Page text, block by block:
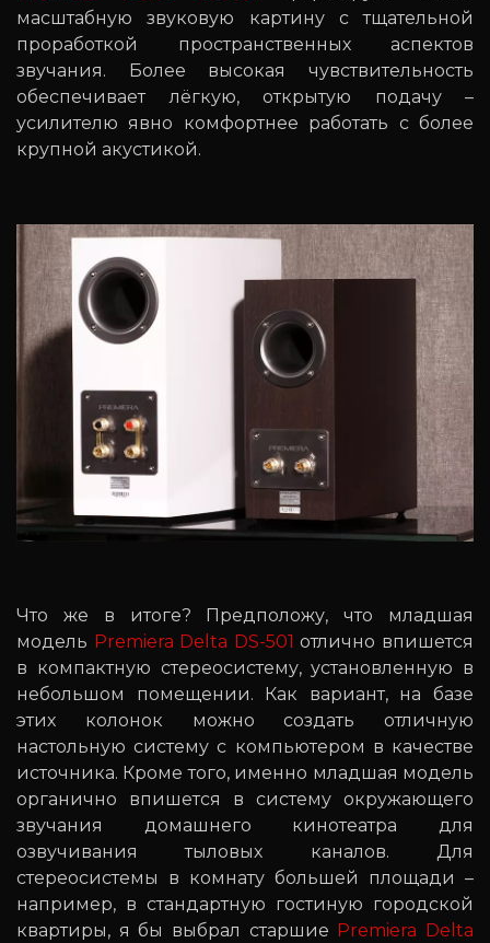
масштабную звуковую картину с тщательной
проработкой пространственных аспектов
звучания. Более высокая чувствительность
обеспечивает лёгкую, открытую подачу –
усилителю явно комфортнее работать с более
крупной акустикой.
Что же в итоге? Предположу, что младшая
модель Premiera Delta DS-501 отлично впишется
в компактную стереосистему, установленную в
небольшом помещении. Как вариант, на базе
этих колонок можно создать отличную
настольную систему с компьютером в качестве
источника. Кроме того, именно младшая модель
органично впишется в систему окружающего
звучания домашнего кинотеатра для
озвучивания тыловых каналов. Для
стереосистемы в комнату большей площади –
например, в стандартную гостиную городской
квартиры, я бы выбрал старшие Premiera Delta